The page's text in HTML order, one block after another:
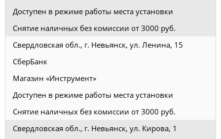
Доступен в режиме работы места установки
Снятие наличных без комиссии от 3000 руб.
Свердловская обл., г. Невьянск, ул. Ленина, 15
СберБанк
Магазин «Инструмент»
Доступен в режиме работы места установки
Снятие наличных без комиссии от 3000 руб.
Свердловская обл., г. Невьянск, ул. Кирова, 1